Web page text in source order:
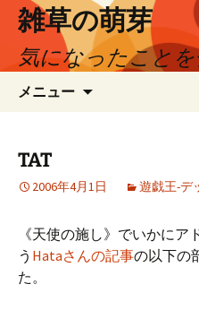
ン
へ
雑草の萌芽
気になったこと
メニュー
TAT
2006年4月1日 遊戯王-デ
《天使の施し》でいかに
う Hataさんの記事の以下の
た。